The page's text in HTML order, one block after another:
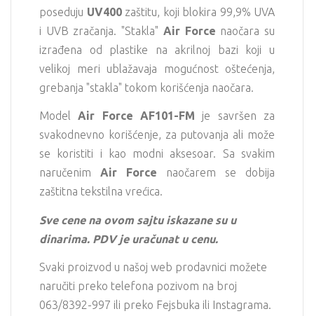
poseduju UV400zaštitu, koji blokira 99,9% UVA
i UVB zračanja. "Stakla" Air Force naočara su
izrađena od plastike na akrilnoj bazi koji u
velikoj meri ublažavaja mogućnost oštećenja,
grebanja "stakla" tokom korišćenja naočara.
ModelAir ForceAF101-FM je savršen za
svakodnevno korišćenje, za putovanja ali može
se koristiti i kao modni aksesoar. Sa svakim
naručenim Air Force naočarem se dobija
zaštitna tekstilna vrećica.
Sve cene na ovom sajtu iskazane su u
dinarima. PDV je uračunat u cenu.
Svaki proizvod u našoj web prodavnici možete
naručiti preko telefona pozivom na broj
063/8392-997 ili preko Fejsbuka ili Instagrama.